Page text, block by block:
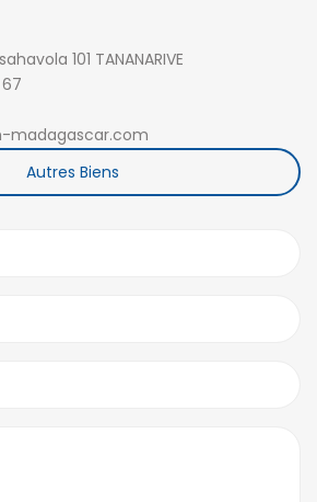
101 TANANARIVE
madagascar.com
Autres Biens